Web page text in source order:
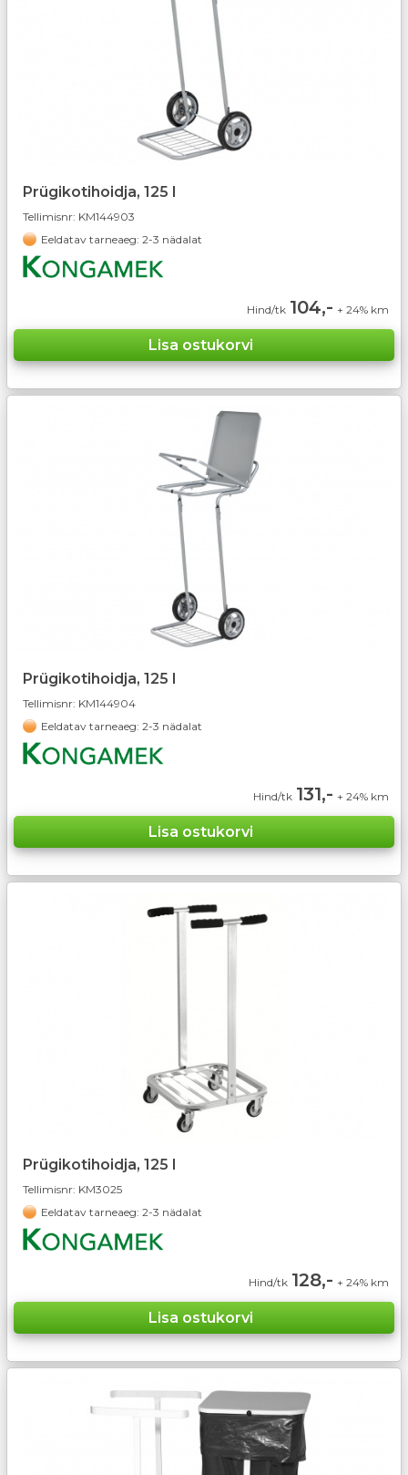
Prügikotihoidja, 125 l
Tellimisnr: KM144903
Eeldatav tarneaeg: 2-3 nädalat
Hind/tk 104,- + 24% km
Prügikotihoidja, 125 l
Tellimisnr: KM144904
Eeldatav tarneaeg: 2-3 nädalat
Hind/tk 131,- + 24% km
Prügikotihoidja, 125 l
Tellimisnr: KM3025
Eeldatav tarneaeg: 2-3 nädalat
Hind/tk 128,- + 24% km